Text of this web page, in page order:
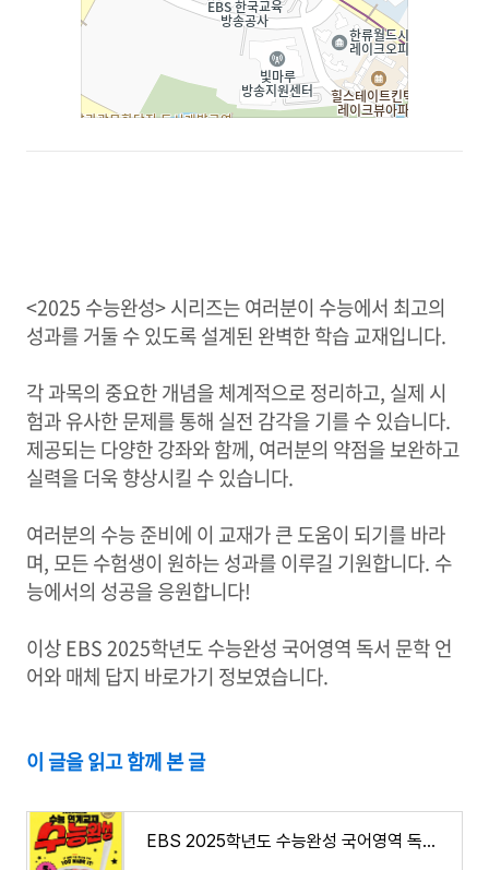
<2025 수능완성> 시리즈는 여러분이 수능에서 최고의
성과를 거둘 수 있도록 설계된 완벽한 학습 교재입니다.
각 과목의 중요한 개념을 체계적으로 정리하고, 실제 시
험과 유사한 문제를 통해 실전 감각을 기를 수 있습니다.
제공되는 다양한 강좌와 함께, 여러분의 약점을 보완하고
실력을 더욱 향상시킬 수 있습니다.
여러분의 수능 준비에 이 교재가 큰 도움이 되기를 바라
며, 모든 수험생이 원하는 성과를 이루길 기원합니다. 수
능에서의 성공을 응원합니다!
이상 EBS 2025학년도 수능완성 국어영역 독서 문학 언
어와 매체 답지 바로가기 정보였습니다.
이 글을 읽고 함께 본 글
EBS 2025학년도 수능완성 국어영역 독서 문학 화법과 작문 답지 바로가기